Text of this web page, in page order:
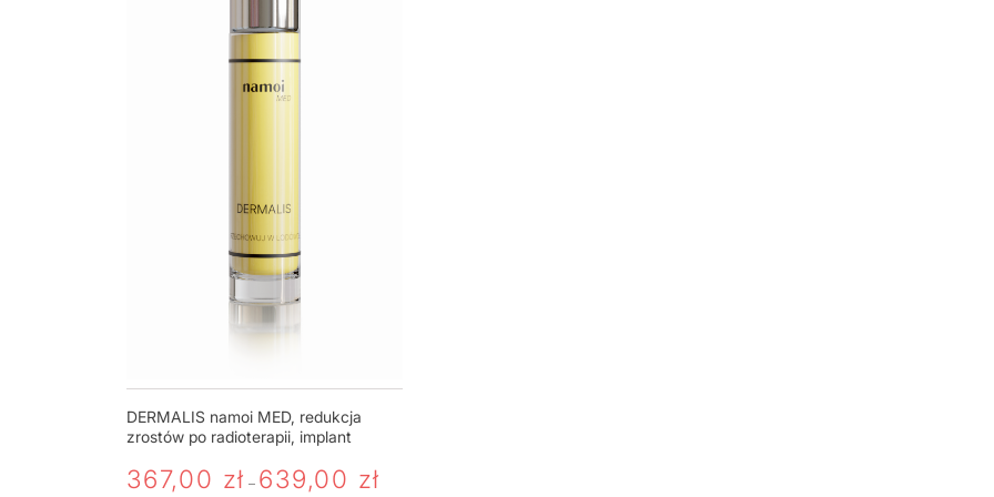
DERMALIS namoi MED, redukcja
zrostów po radioterapii, implant
367,00 zł – 639,00 zł